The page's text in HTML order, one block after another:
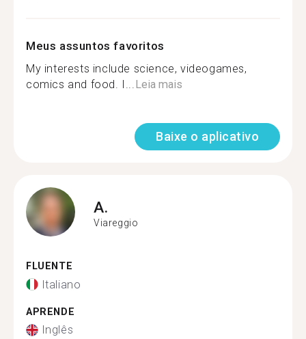
Meus assuntos favoritos
My interests include science, videogames,
comics and food. I...Leia mais
Baixe o aplicativo
A.
Viareggio
FLUENTE
Italiano
APRENDE
Inglês